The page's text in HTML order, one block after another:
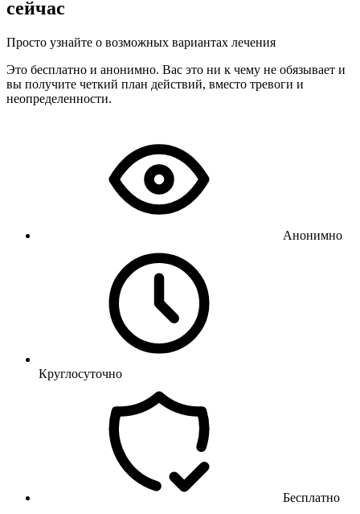
сейчас
Просто узнайте о возможных вариантах лечения
Это бесплатно и анонимно. Вас это ни к чему не обязывает и
вы получите четкий план действий, вместо тревоги и
неопределенности.
Анонимно
Круглосуточно
Бесплатно